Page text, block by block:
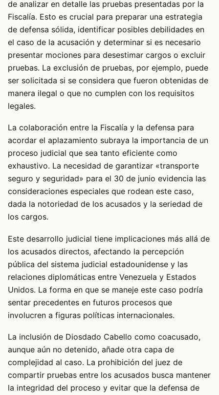
de analizar en detalle las pruebas presentadas por la
Fiscalía. Esto es crucial para preparar una estrategia
de defensa sólida, identificar posibles debilidades en
el caso de la acusación y determinar si es necesario
presentar mociones para desestimar cargos o excluir
pruebas. La exclusión de pruebas, por ejemplo, puede
ser solicitada si se considera que fueron obtenidas de
manera ilegal o que no cumplen con los requisitos
legales.
La colaboración entre la Fiscalía y la defensa para
acordar el aplazamiento subraya la importancia de un
proceso judicial que sea tanto eficiente como
exhaustivo. La necesidad de garantizar «transporte
seguro y seguridad» para el 30 de junio evidencia las
consideraciones especiales que rodean este caso,
dada la notoriedad de los acusados y la seriedad de
los cargos.
Este desarrollo judicial tiene implicaciones más allá de
los acusados directos, afectando la percepción
pública del sistema judicial estadounidense y las
relaciones diplomáticas entre Venezuela y Estados
Unidos. La forma en que se maneje este caso podría
sentar precedentes en futuros procesos que
involucren a figuras políticas internacionales.
La inclusión de Diosdado Cabello como coacusado,
aunque aún no detenido, añade otra capa de
complejidad al caso. La prohibición del juez de
compartir pruebas entre los acusados busca mantener
la integridad del proceso y evitar que la defensa de